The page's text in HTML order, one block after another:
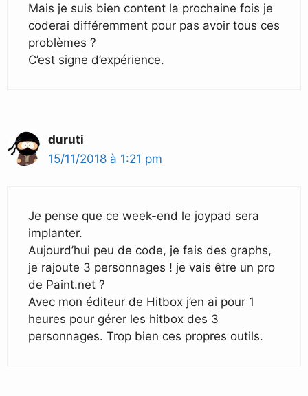
Mais je suis bien content la prochaine fois je
coderai différemment pour pas avoir tous ces
problèmes ?
C’est signe d’expérience.
duruti
15/11/2018 à 1:21 pm
Je pense que ce week-end le joypad sera
implanter.
Aujourd’hui peu de code, je fais des graphs,
je rajoute 3 personnages ! je vais être un pro
de Paint.net ?
Avec mon éditeur de Hitbox j’en ai pour 1
heures pour gérer les hitbox des 3
personnages. Trop bien ces propres outils.